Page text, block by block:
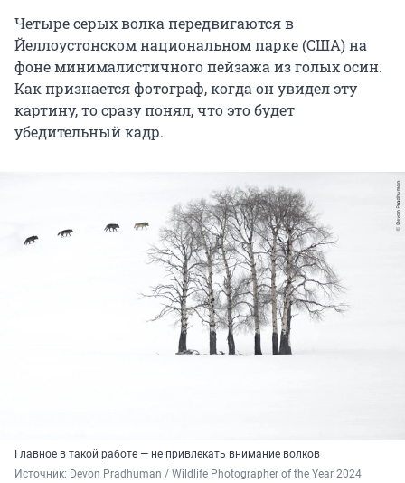
Четыре серых волка передвигаются в
Йеллоустонском национальном парке (США) на
фоне минималистичного пейзажа из голых осин.
Как признается фотограф, когда он увидел эту
картину, то сразу понял, что это будет
убедительный кадр.
Главное в такой работе — не привлекать внимание волков
Источник: Devon Pradhuman / Wildlife Photographer of the Year 2024